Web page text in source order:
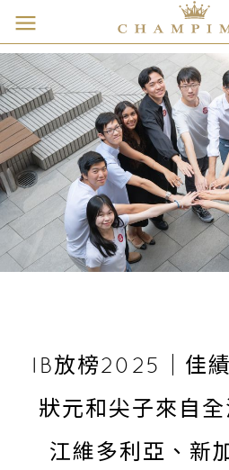
IB放榜2025｜佳
狀元和尖子來自
江維多利亞、新